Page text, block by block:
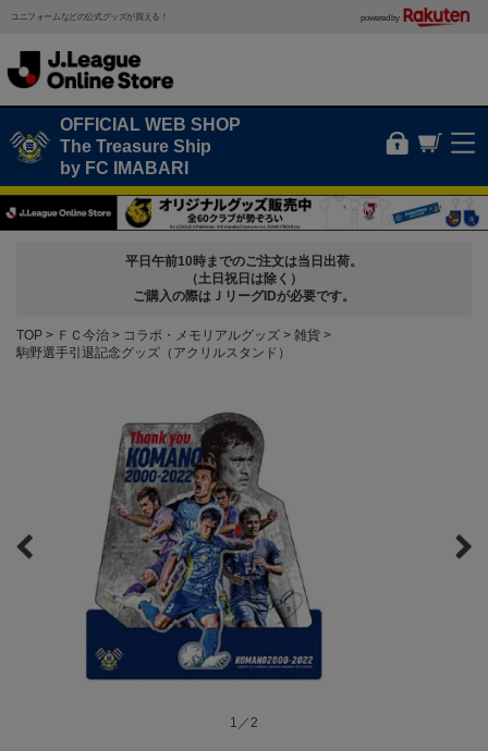
ユニフォームなどの公式グッズが買える！ powered by
OFFICIAL WEB SHOP
The Treasure Ship
by FC IMABARI
平日午前10時までのご注文は当日出荷。
（土日祝日は除く）
ご購入の際はＪリーグIDが必要です。
TOP ＦＣ今治 コラボ・メモリアルグッズ
雑貨
駒野選手引退記念グッズ（アクリルスタンド）
1／2